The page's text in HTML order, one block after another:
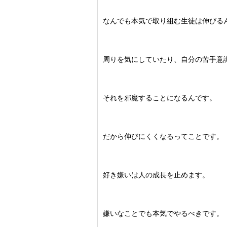
なんでも本気で取り組む生徒は伸びる
周りを気にしていたり、自分の苦手意
それを邪魔することになるんです。
だから伸びにくくなるってことです。
好き嫌いは人の成長を止めます。
嫌いなことでも本気でやるべきです。